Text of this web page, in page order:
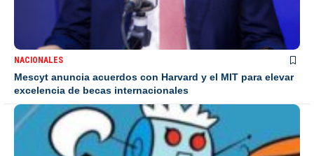
NACIONALES
Mescyt anuncia acuerdos con Harvard y el MIT para elevar
excelencia de becas internacionales